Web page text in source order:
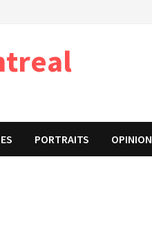
PORTRAITS OPINION